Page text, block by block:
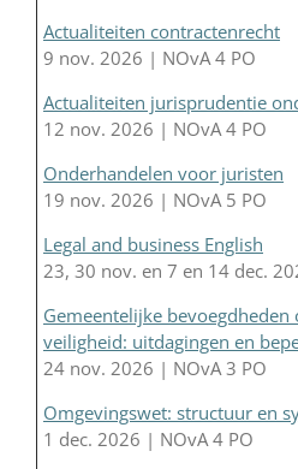
Actualiteiten contractenrecht
9 nov. 2026 | NOvA 4 PO
Actualiteiten jurisprudentie
12 nov. 2026 | NOvA 4 PO
Onderhandelen voor juristen
19 nov. 2026 | NOvA 5 PO
Legal and business English
23, 30 nov. en 7 en 14 dec.
Gemeentelijke bevoegdheden
veiligheid: uitdagingen en
24 nov. 2026 | NOvA 3 PO
Omgevingswet: structuur en
1 dec. 2026 | NOvA 4 PO